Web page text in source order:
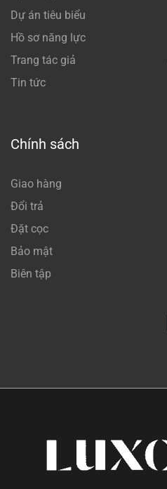
Dự án tiêu biểu
Hồ sơ năng lực
Trang tác giả
Tin tức
Chính sách
Giao hàng
Đổi trả
Đặt cọc
Bảo mật
Biên tập